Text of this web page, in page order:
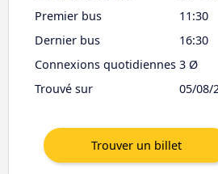
Premier bus
11:30
Dernier bus
16:30
Connexions quotidiennes 3 Ø
Trouvé sur
05/08/